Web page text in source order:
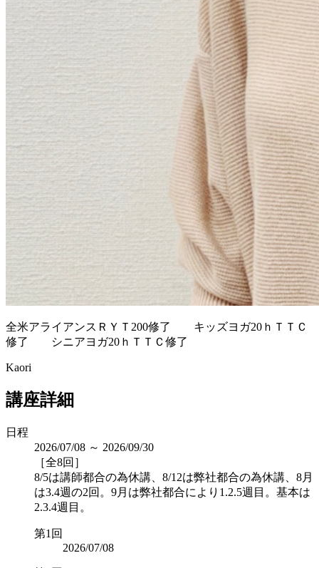
全米アライアンスＲＹＴ200修了 キッズヨガ20ｈＴＴＣ
修了 シニアヨガ20ｈＴＴＣ修了
Kaori
講座詳細
日程
2026/07/08 ～ 2026/09/30
［全8回］
8/5は講師都合の為休講、8/12は弊社都合の為休講、8月
は3.4週の2回。9月は弊社都合により1.2.5週目。基本は
2.3.4週目。
第1回
2026/07/08